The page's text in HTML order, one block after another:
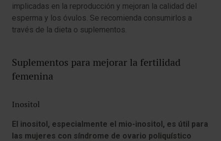
implicadas en la reproducción y mejoran la calidad del
esperma y los óvulos. Se recomienda consumirlos a
través de la dieta o suplementos.
Suplementos para mejorar la fertilidad
femenina
Inositol
El inositol, especialmente el mio-inositol, es útil para
las mujeres con síndrome de ovario poliquístico